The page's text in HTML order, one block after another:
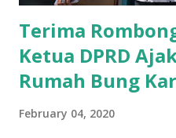
dana pinjaman unt...
Terima
Ketua DPRD
Rumah Bung
February 04, 2020